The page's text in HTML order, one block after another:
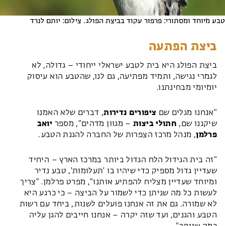
טבע מיוחד ומסתורי: פרפור עקוד בביצת הפולג. צילום: יותם לנרד
ביצת הפתעה
ביצת הפולג היא בית לטבע ישראלי ייחודי – גדולה, לא
לגמרי נגישה, ותמיד מפתיעה, גם לנו, שהטבע הוא עיסוק
יומיומי מבחינתנו.
"אנחנו מגלים שם ציפורים נדירות, דברים שלא האמנו
שיקננו שם, חתולי ביצות– מגוון מדהים", מספר יואב
פרלמן, מנהל מרכז הצפרות של החברה להגנת הטבע.
"זה בית הגידול הלח הגדול ביותר במרכז הארץ – היחיד
שעדיין גדול מספיק כדי שיהיו בו 'תעלומות', טבע נדיר
ומיוחד שעדיין מצליח להפתיע אותנו", מפרט פרלמן. "צריך
לעשות כל מה שניתן כדי לשמור על הביצה – כי כרגע היא
לא שמורה. גם את זה אנחנו פועלים לשנות, ביחד עם רשות
הטבע והגנים, ועד שזה יקרה – אנחנו חייבים להגן עליה